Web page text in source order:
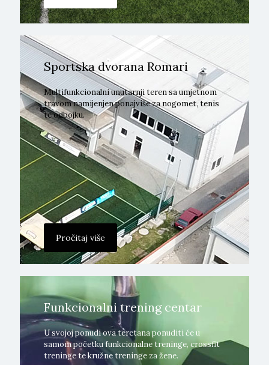
Sportska dvorana Romari
Multifunkcionalni unutarnji teren sa umjetnom
travom namijenjen ponajviše za nogomet, tenis
te odbojku.
Pročitaj više
Funkcionalni trening centar
U svojoj ponudi ova teretana ponuditi će u
samom početku funkcionalne treninge, crossfit
treninge te kružne treninge za žene.